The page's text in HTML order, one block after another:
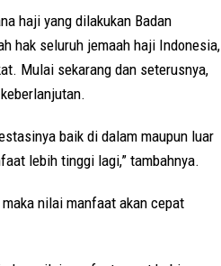
haji yang dilakukan Badan
hak seluruh jemaah haji Indonesia,
Mulai sekarang dan seterusnya,
baik di dalam maupun luar
lebih tinggi lagi,” tambahnya.
nilai manfaat akan cepat